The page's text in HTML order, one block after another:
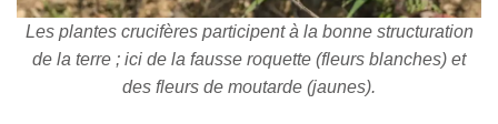
Les plantes crucifères participent à la bonne structuration
de la terre ; ici de la fausse roquette (fleurs blanches) et
des fleurs de moutarde (jaunes).